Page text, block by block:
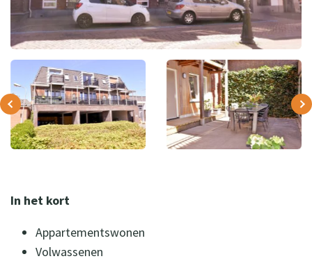
In het kort
Appartementswonen
Volwassenen